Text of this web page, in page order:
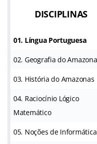
DISCIPLINAS
01. Língua Portuguesa
02. Geografia do
03. História do Amazonas
04. Raciocínio Lógico
Matemático
05. Noções de Informática